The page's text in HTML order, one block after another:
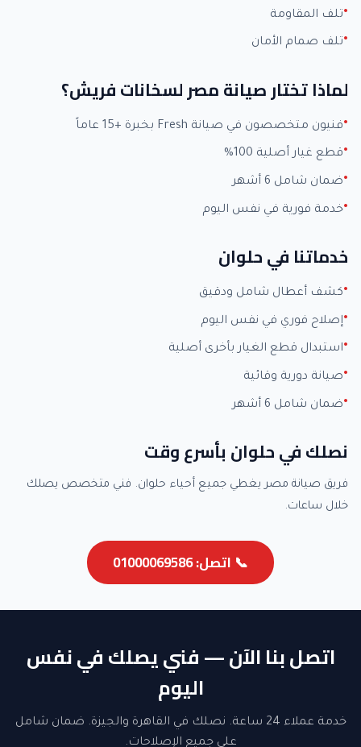
تلف المقاومة
تلف صمام الأمان
لماذا تختار صيانة مصر لسخانات فريش؟
فنيون متخصصون في صيانة Fresh بخبرة +15 عاماً
قطع غيار أصلية 100%
ضمان شامل 6 أشهر
خدمة فورية في نفس اليوم
خدماتنا في حلوان
كشف أعطال شامل ودقيق
إصلاح فوري في نفس اليوم
استبدال قطع الغيار بأخرى أصلية
صيانة دورية وقائية
ضمان شامل 6 أشهر
نصلك في حلوان بأسرع وقت
فريق صيانة مصر يغطي جميع أحياء حلوان. فني متخصص يصلك
خلال ساعات.
📞 اتصل: 01000069586
اتصل بنا الآن — فني يصلك في نفس
اليوم
خدمة عملاء 24 ساعة. نصلك في القاهرة والجيزة. ضمان شامل
على جميع الإصلاحات.